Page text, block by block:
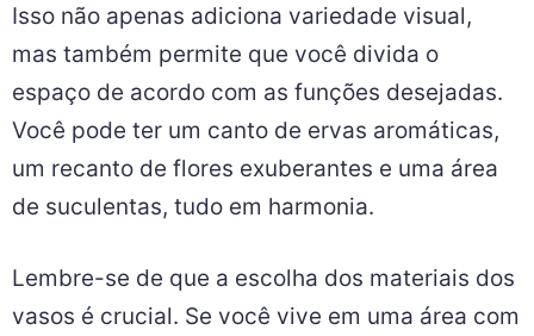
Isso não apenas adiciona variedade visual,
mas também permite que você divida o
espaço de acordo com as funções desejadas.
Você pode ter um canto de ervas aromáticas,
um recanto de flores exuberantes e uma área
de suculentas, tudo em harmonia.
Lembre-se de que a escolha dos materiais dos
vasos é crucial. Se você vive em uma área com